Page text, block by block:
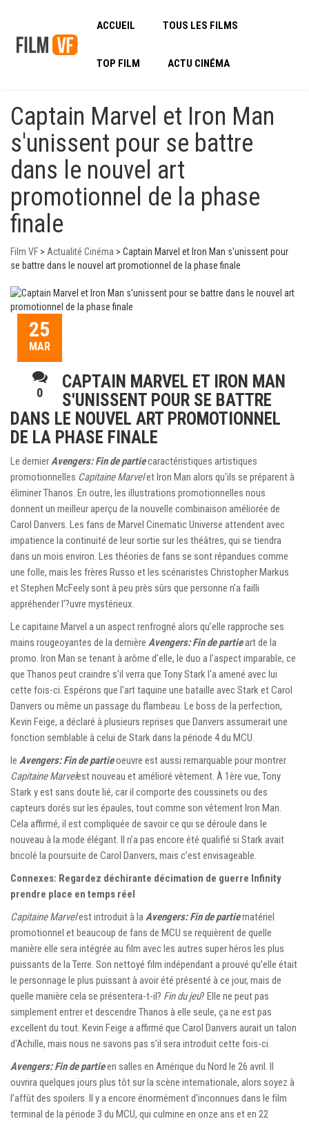
ACCUEIL TOUS LES FILMS
TOP FILM ACTU CINÉMA
Captain Marvel et Iron Man
s'unissent pour se battre
dans le nouvel art
promotionnel de la phase
finale
Film VF > Actualité Cinéma > Captain Marvel et Iron Man s'unissent pour
se battre dans le nouvel art promotionnel de la phase finale
25
MAR
0
CAPTAIN MARVEL ET IRON MAN
S'UNISSENT POUR SE BATTRE
DANS LE NOUVEL ART PROMOTIONNEL
DE LA PHASE FINALE
Le dernierAvengers: Fin de partiecaractéristiques artistiques
promotionnelles Capitaine Marvelet Iron Man alors qu'ils se préparent à
éliminer Thanos. En outre, les illustrations promotionnelles nous
donnent un meilleur aperçu de la nouvelle combinaison améliorée de
Carol Danvers. Les fans de Marvel Cinematic Universe attendent avec
impatience la continuité de leur sortie sur les théâtres, qui se tiendra
dans un mois environ. Les théories de fans se sont répandues comme
une folle, mais les frères Russo et les scénaristes Christopher Markus
et Stephen McFeely sont à peu près sûrs que personne n’a failli
appréhender l’?uvre mystérieux.
Le capitaine Marvel a un aspect renfrogné alors qu’elle rapproche ses
mains rougeoyantes de la dernière Avengers: Fin de partieart de la
promo. Iron Man se tenant à arôme d'elle, le duo a l'aspect imparable, ce
que Thanos peut craindre s’il verra que Tony Stark l'a amené avec lui
cette fois-ci. Espérons que l'art taquine une bataille avec Stark et Carol
Danvers ou même un passage du flambeau. Le boss de la perfection,
Kevin Feige, a déclaré à plusieurs reprises que Danvers assumerait une
fonction semblable à celui de Stark dans la période 4 du MCU.
le Avengers: Fin de partieoeuvre est aussi remarquable pour montrer
Capitaine Marvelest nouveau et amélioré vêtement. À 1ère vue, Tony
Stark y est sans doute lié, car il comporte des coussinets ou des
capteurs dorés sur les épaules, tout comme son vêtement Iron Man.
Cela affirmé, il est compliquée de savoir ce qui se déroule dans le
nouveau à la mode élégant. Il n’a pas encore été qualifié si Stark avait
bricolé la poursuite de Carol Danvers, mais c’est envisageable.
Connexes: Regardez déchirante décimation de guerre Infinity
prendre place en temps réel
Capitaine Marvelest introduit à laAvengers: Fin de partiematériel
promotionnel et beaucoup de fans de MCU se requièrent de quelle
manière elle sera intégrée au film avec les autres super héros les plus
puissants de la Terre. Son nettoyé film indépendant a prouvé qu’elle était
le personnage le plus puissant à avoir été présenté à ce jour, mais de
quelle manière cela se présentera-t-il? Fin du jeu? Elle ne peut pas
simplement entrer et descendre Thanos à elle seule, ça ne est pas
excellent du tout. Kevin Feige a affirmé que Carol Danvers aurait un talon
d'Achille, mais nous ne savons pas s'il sera introduit cette fois-ci.
Avengers: Fin de partieen salles en Amérique du Nord le 26 avril. Il
ouvrira quelques jours plus tôt sur la scène internationale, alors soyez à
l’affût des spoilers. Il y a encore énormément d'inconnues dans le film
terminal de la période 3 du MCU, qui culmine en onze ans et en 22